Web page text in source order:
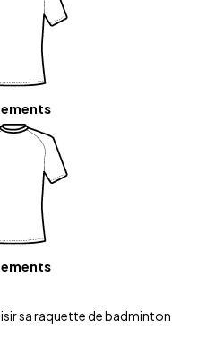
sa raquette de badminton